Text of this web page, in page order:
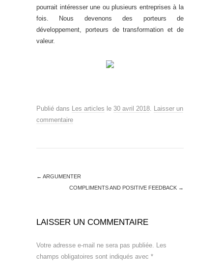
pourrait intéresser une ou plusieurs entreprises à la
fois. Nous devenons des porteurs de
développement, porteurs de transformation et de
valeur.
Publié dans Les articles le 30 avril 2018. Laisser un
commentaire
← ARGUMENTER
COMPLIMENTS AND POSITIVE FEEDBACK →
LAISSER UN COMMENTAIRE
Votre adresse e-mail ne sera pas publiée. Les
champs obligatoires sont indiqués avec *